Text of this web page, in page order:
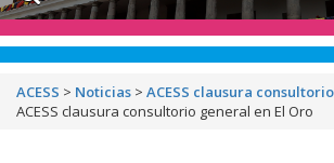
ACESS > Noticias > ACESS clausura
ACESS clausura consultorio general en El Oro